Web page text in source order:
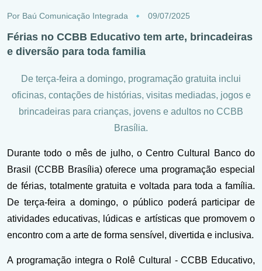
Por Baú Comunicação Integrada 09/07/2025
Férias no CCBB Educativo tem arte, brincadeiras
e diversão para toda familia
De terça-feira a domingo, programação gratuita inclui
oficinas, contações de histórias, visitas mediadas, jogos e
brincadeiras para crianças, jovens e adultos no CCBB
Brasília.
Durante todo o mês de julho, o Centro Cultural Banco do
Brasil (CCBB Brasília) oferece uma programação especial
de férias, totalmente gratuita e voltada para toda a família.
De terça-feira a domingo, o público poderá participar de
atividades educativas, lúdicas e artísticas que promovem o
encontro com a arte de forma sensível, divertida e inclusiva.
A programação integra o Rolê Cultural - CCBB Educativo,